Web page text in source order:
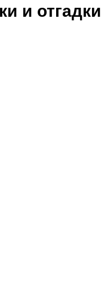
Jump to navigation
и отгадки